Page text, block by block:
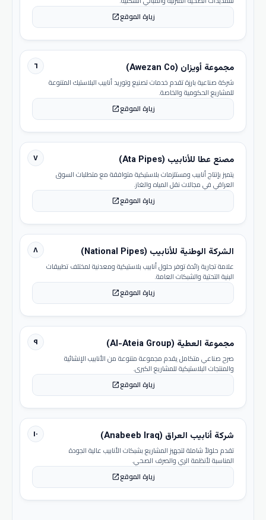
زيارة الموقعopen_in_new
٦ مجموعة أويزان (Awezan Co)
شركة صناعية بارزة تقدم خدمات تصنيع وتوريد أنابيب البلاستيك المتنوعة
للمشاريع الحكومية والخاصة.
زيارة الموقعopen_in_new
٧ مصنع عطا للأنابيب (Ata Pipes)
يتميز بإنتاج أنابيب ومستلزمات بلاستيكية متوافقة مع متطلبات السوق
العراقي في مجالات نقل المياه والغاز.
زيارة الموقعopen_in_new
٨ الشركة الوطنية للأنابيب (National Pipes)
علامة تجارية رائدة توفر حلول أنابيب بلاستيكية ومعدنية لمختلف تطبيقات
البنية التحتية والشبكات العامة.
زيارة الموقعopen_in_new
٩ مجموعة العطية (Al-Ateia Group)
صرح صناعي متكامل يقدم مجموعة متنوعة من الأنابيب الإنشائية
والمنتجات البلاستيكية للمشاريع الكبرى.
زيارة الموقعopen_in_new
١٠ شركة أنابيب العراق (Anabeeb Iraq)
تقدم حلولاً شاملة لتجهيز المشاريع بشبكات الأنابيب عالية الجودة
المناسبة لأنظمة الري والصرف الصحي.
زيارة الموقعopen_in_new